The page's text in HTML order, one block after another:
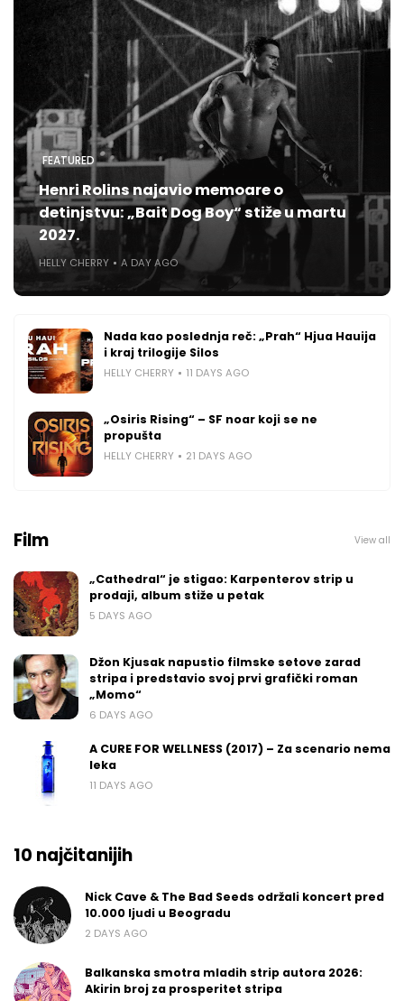
FEATURED
Henri Rolins najavio memoare o
detinjstvu: „Bait Dog Boy“ stiže u martu
2027.
HELLY CHERRY A DAY AGO
Nada kao poslednja reč: „Prah“ Hjua Hauija
i kraj trilogije Silos
HELLY CHERRY 11 DAYS AGO
„Osiris Rising“ – SF noar koji se ne
propušta
HELLY CHERRY 21 DAYS AGO
Film View all
„Cathedral“ je stigao: Karpenterov strip u
prodaji, album stiže u petak
5 DAYS AGO
Džon Kjusak napustio filmske setove zarad
stripa i predstavio svoj prvi grafički roman
„Momo“
6 DAYS AGO
A CURE FOR WELLNESS (2017) – Za scenario nema
leka
11 DAYS AGO
10 najčitanijih
Nick Cave & The Bad Seeds održali koncert pred
10.000 ljudi u Beogradu
2 DAYS AGO
Balkanska smotra mladih strip autora 2026:
Akirin broj za prosperitet stripa